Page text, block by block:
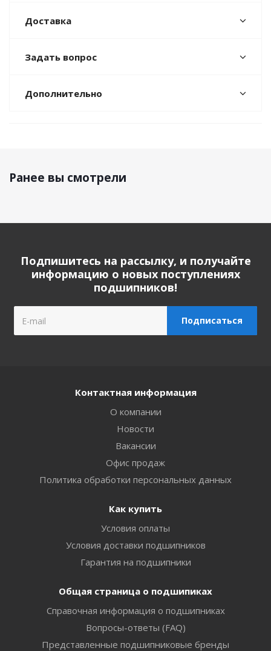
Доставка
Задать вопрос
Дополнительно
Ранее вы смотрели
Подпишитесь на рассылку, и получайте
информацию о новых поступлениях
подшипников!
Контактная информация
О компании
Новости
Вакансии
Офис продаж
Политика обработки персональных данных
Как купить
Условия оплаты
Условия доставки подшипников
Гарантия на подшипники
Общая страница о подшипиках
Справочная информация о подшипниках
Вопросы-ответы (FAQ)
Представленные подшипниковые бренды